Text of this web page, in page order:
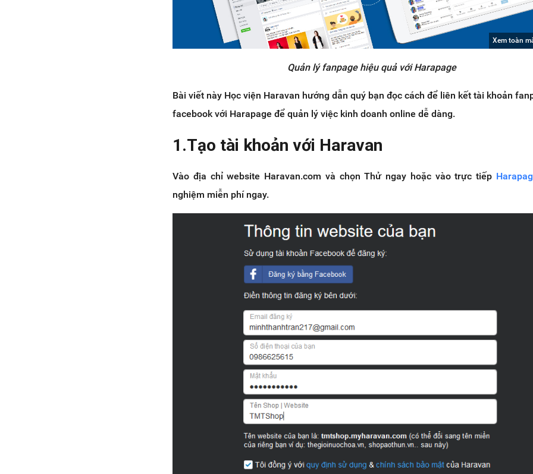
Xem toàn
Quản lý fanpage hiệu quả với Harapage
Bài viết này Học viện Haravan hướng dẫn quý bạn đọc cách để liên kết tài khoản
facebook với Harapage để quản lý việc kinh doanh online dễ dàng.
1.Tạo tài khoản với Haravan
Vào địa chỉ website Haravan.com và chọn Thử ngay hoặc vào trực tiếp
nghiệm miễn phí ngay.